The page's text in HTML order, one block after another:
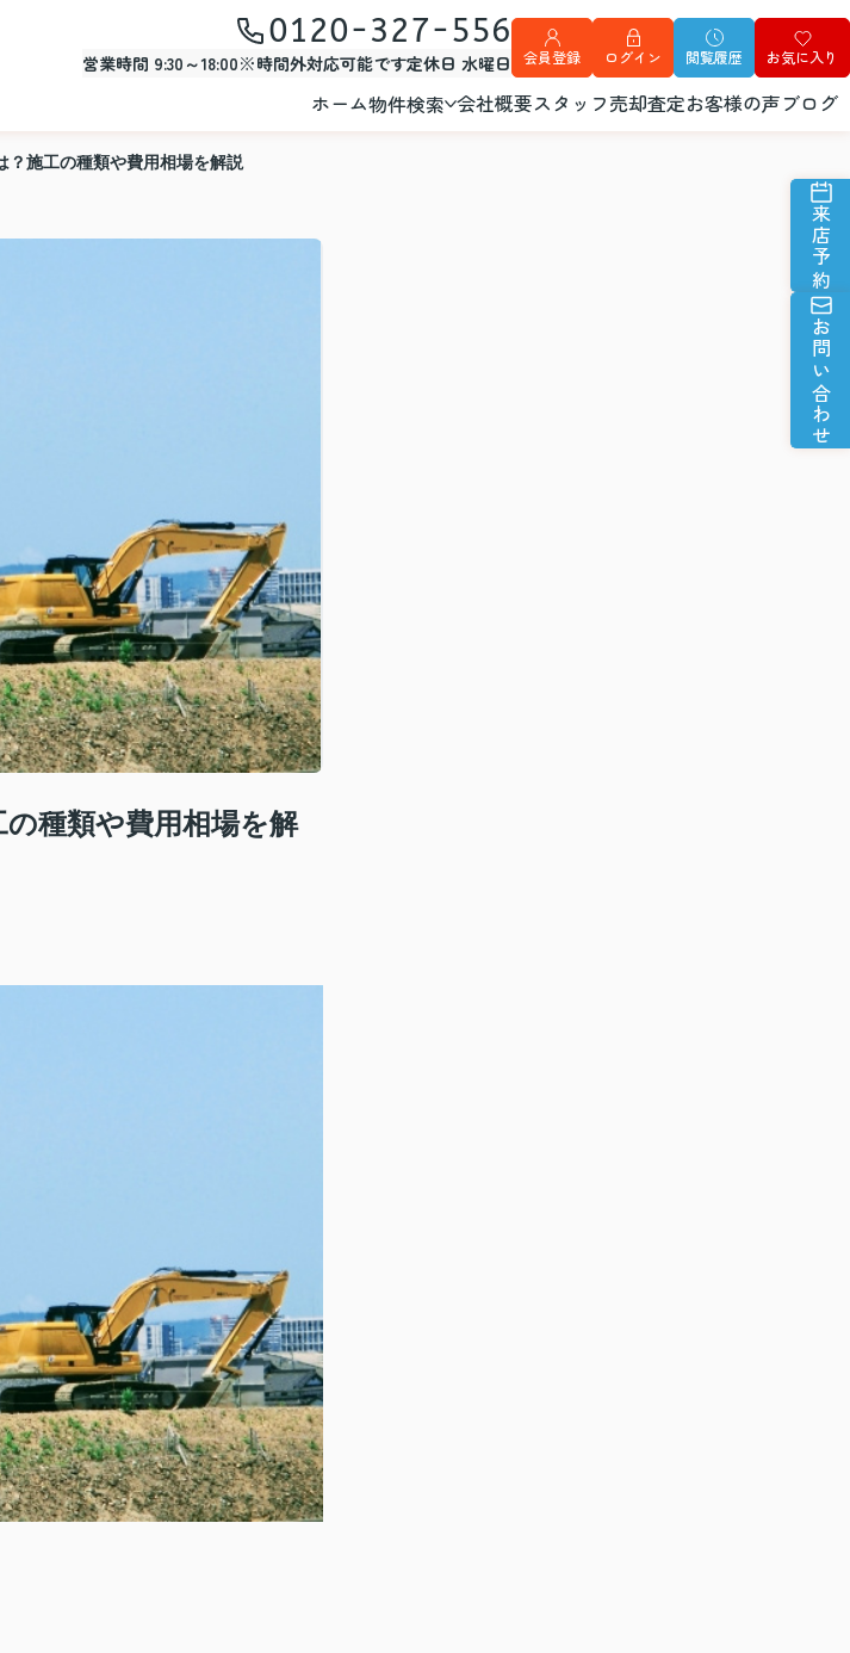
0120-327-556
営業時間 9:30～18:00※時間外対応可能です定休日 水曜日 会員登録 ログイン 閲覧履歴 お気に入り
ホーム物件検索 会社概要スタッフ売却査定お客様の声ブログ
来店予約
お問い合わせ
？施工の種類や費用相場を解説
種類や費用相場を解